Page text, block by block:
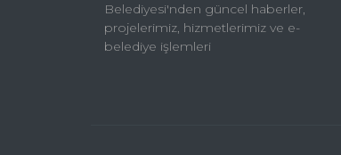
Belediyesi'nden güncel haberler,
projelerimiz, hizmetlerimiz ve e-
belediye işlemleri